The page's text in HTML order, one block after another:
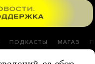
ПОДКАСТЫ МАГАЗ